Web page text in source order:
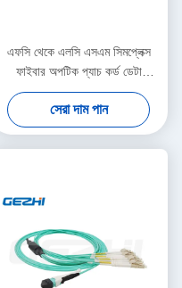
এফসি থেকে এলসি এসএম সিমপ্লেক্স
ফাইবার অপটিক প্যাচ কর্ড ডেটা
ট্রান্সমিশনের জন্য কাস্টমাইজযোগ্য দৈর্ঘ্য
সেরা দাম পান